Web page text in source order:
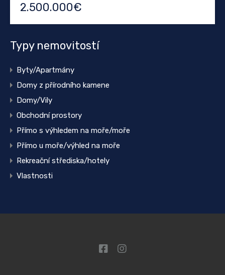
2.500.000€
Typy nemovitostí
Byty/Apartmány
Domy z přírodního kamene
Domy/Vily
Obchodní prostory
Přímo s výhledem na moře/moře
Přímo u moře/výhled na moře
Rekreační střediska/hotely
Vlastnosti